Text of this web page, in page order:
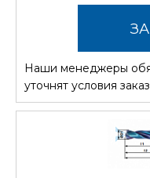
Наши менеджеры
уточнят условия